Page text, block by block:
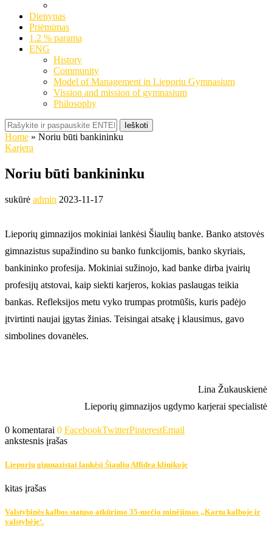
Dienynas
Priėmimas
1.2 % parama
ENG
History
Community
Model of Management in Lieporiu Gymnasium
Vission and mission of gymnasium
Philosophy
Ieškoti
Home » Noriu būti bankininku
Karjera
Noriu būti bankininku
sukūrė admin 2023-11-17
Lieporių gimnazijos mokiniai lankėsi Šiaulių banke. Banko atstovės
gimnazistus supažindino su banko funkcijomis, banko skyriais,
bankininko profesija. Mokiniai sužinojo, kad banke dirba įvairių
profesijų atstovai, kaip siekti karjeros, kokias paslaugas teikia
bankas. Refleksijos metu vyko trumpas protmūšis, kuris padėjo
įtvirtinti naujai įgytas žinias. Teisingai atsakę į klausimus, gavo
simbolines dovanėles.
Lina Žukauskienė
Lieporių gimnazijos ugdymo karjerai specialistė
0 komentarai 0 FacebookTwitterPinterestEmail
ankstesnis įrašas
Lieporių gimnazistai lankėsi Šiaulių Affidea klinikoje
kitas įrašas
Valstybinės kalbos statuso atkūrimo 35-mečio minėjimas „Kartu kalboje ir
valstybėje‘.